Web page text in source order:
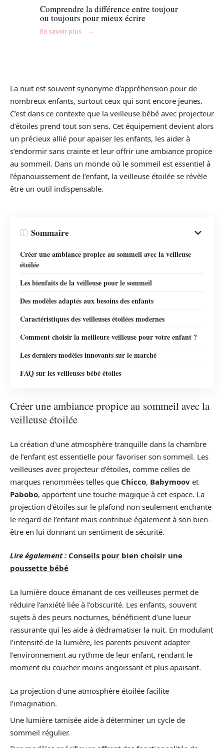
Comprendre la différence entre toujour
ou toujours pour mieux écrire
En savoir plus
La nuit est souvent synonyme d’appréhension pour de
nombreux enfants, surtout ceux qui sont encore jeunes.
C’est dans ce contexte que la veilleuse bébé avec projecteur
d’étoiles prend tout son sens. Cet équipement devient alors
un précieux allié pour apaiser les enfants, les aider à
s’endormir sans crainte et leur offrir une ambiance propice
au sommeil. Dans un monde où le sommeil est essentiel à
l’épanouissement de l’enfant, la veilleuse étoilée se révèle
être un outil indispensable.
Sommaire
Créer une ambiance propice au sommeil avec la veilleuse
étoilée
Les bienfaits de la veilleuse pour le sommeil
Des modèles adaptés aux besoins des enfants
Caractéristiques des veilleuses étoilées modernes
Comment choisir la meilleure veilleuse pour votre enfant ?
Les derniers modèles innovants sur le marché
FAQ sur les veilleuses bébé étoiles
Créer une ambiance propice au sommeil avec la
veilleuse étoilée
La création d’une atmosphère tranquille dans la chambre
de l’enfant est essentielle pour favoriser son sommeil. Les
veilleuses avec projecteur d’étoiles, comme celles de
marques renommées telles que Chicco, Babymoov et
Pabobo, apportent une touche magique à cet espace. La
projection d’étoiles sur le plafond non seulement enchante
le regard de l’enfant mais contribue également à son bien-
être en lui donnant un sentiment de sécurité.
Lire également : Conseils pour bien choisir une
poussette bébé
La lumière douce émanant de ces veilleuses permet de
réduire l’anxiété liée à l’obscurité. Les enfants, souvent
sujets à des peurs nocturnes, bénéficient d’une lueur
rassurante qui les aide à dédramatiser la nuit. En modulant
l’intensité de la lumière, les parents peuvent adapter
l’environnement au rythme de leur enfant, rendant le
moment du coucher moins angoissant et plus apaisant.
La projection d’une atmosphère étoilée facilite
l’imagination.
Une lumière tamisée aide à déterminer un cycle de
sommeil régulier.